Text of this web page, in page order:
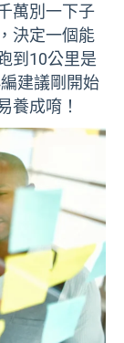
萬別一下子
決定一個能
到10公里是
建議剛開始
養成唷！